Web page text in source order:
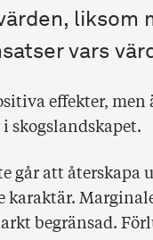
liksom
vars
effekter,
skogslandskapet.
går att återskapa
karaktär.
begränsad.